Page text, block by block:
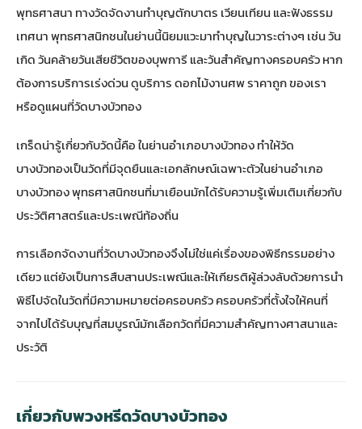
พุทธศาสนา ทางวัดจัดงานทำบุญตักบาตร เวียนเทียน และฟังธรรม
เทศนา พุทธศาสนิกชนในย่านนี้นิยมแวะมาทำบุญในวาระต่างๆ เช่น วัน
เกิด วันคล้ายวันเสียชีวิตของบุพการี และวันสำคัญทางครอบครัว หาก
ต้องการบริการเร่งด่วน ดูบริการดอกไม้งานศพ ราคาถูกของเรา
หรือดูแผนที่วัดบางบัวทอง
เกร็ดน่ารู้เกี่ยวกับวัดนี้คือ ในย่านอำเภอบางบัวทอง ทำให้วัด
บางบัวทองเป็นวัดที่มีจุดยืนและเอกลักษณ์เฉพาะตัวในย่านอำเภอ
บางบัวทอง พุทธศาสนิกชนที่มาเยือนมักได้รับความรู้เพิ่มเติมเกี่ยวกับ
ประวัติศาสตร์และประเพณีท้องถิ่น
การเลือกจัดงานที่วัดบางบัวทองจึงไม่ใช่แค่เรื่องของพิธีกรรมอย่าง
เดียว แต่ยังเป็นการสืบสานประเพณีและให้เกียรติผู้ล่วงลับด้วยการนำ
พิธีไปจัดในวัดที่มีความหมายต่อครอบครัว ครอบครัวที่ตั้งใจให้คนที่
จากไปได้รับบุญที่สมบูรณ์มักเลือกวัดที่มีความสำคัญทางศาสนาและ
ประวัติ
เกี่ยวกับพวงหรีดวัดบางบัวทอง